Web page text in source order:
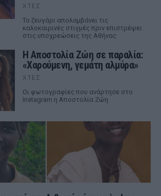
ΧΤΕΣ
Το ζευγάρι απολαμβάνει τις
καλοκαιρινές στιγμές πριν επιστρέψει
στις υποχρεώσεις της Αθήνας
Η Αποστολία Ζώη σε παραλία:
«Χαρούμενη, γεμάτη αλμύρα»
ΧΤΕΣ
Οι φωτογραφίες που ανάρτησε στο
Instagram η Αποστολία Ζώη